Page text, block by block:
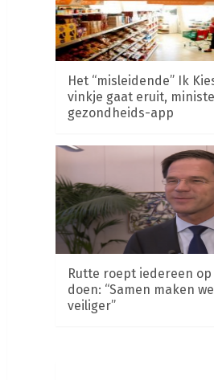
Het “misleidende” Ik
vinkje gaat eruit,
gezondheids-app
Rutte roept iedereen op
doen: “Samen maken
veiliger”